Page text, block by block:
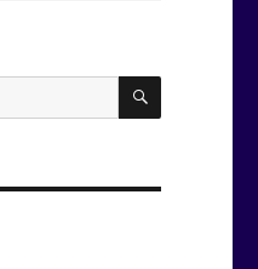
検